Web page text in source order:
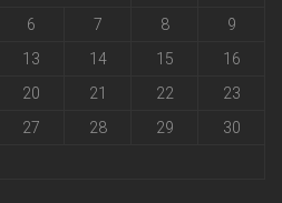
6 7 8
9
13 14 15
16
20 21 22
23
27 28 29
30